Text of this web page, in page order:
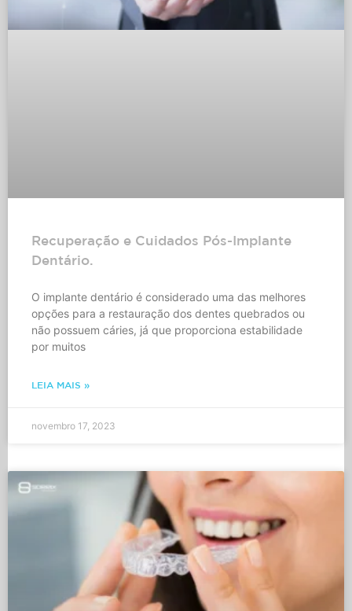
Recuperação e Cuidados Pós-Implante
Dentário.
O implante dentário é considerado uma das melhores
opções para a restauração dos dentes quebrados ou
não possuem cáries, já que proporciona estabilidade
por muitos
LEIA MAIS »
novembro 17, 2023